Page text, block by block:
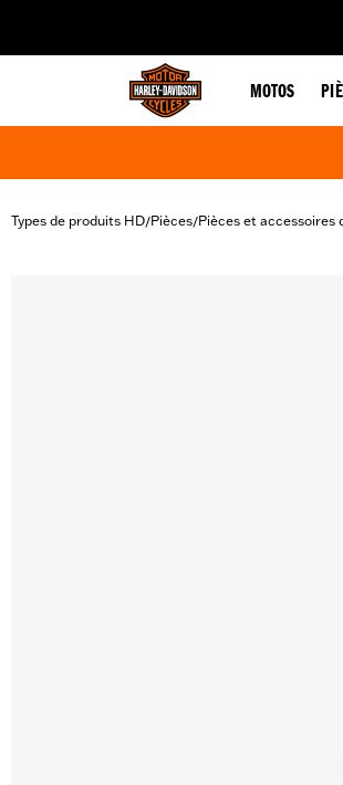
MOTOS
Types de produits HD/Pièces/Pièces et accessoires